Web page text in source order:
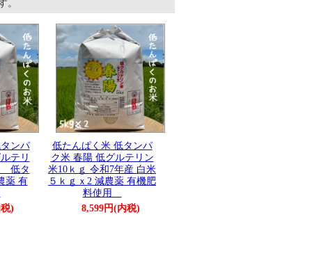
。
ンパ
テリ
低タ
薬 有
)
低たんぱく米 低タンパ
ク米 春陽 低グルテリン
米10ｋｇ 令和7年産 白米
５ｋｇｘ2 減農薬 有機肥
料使用
8,599円(内税)